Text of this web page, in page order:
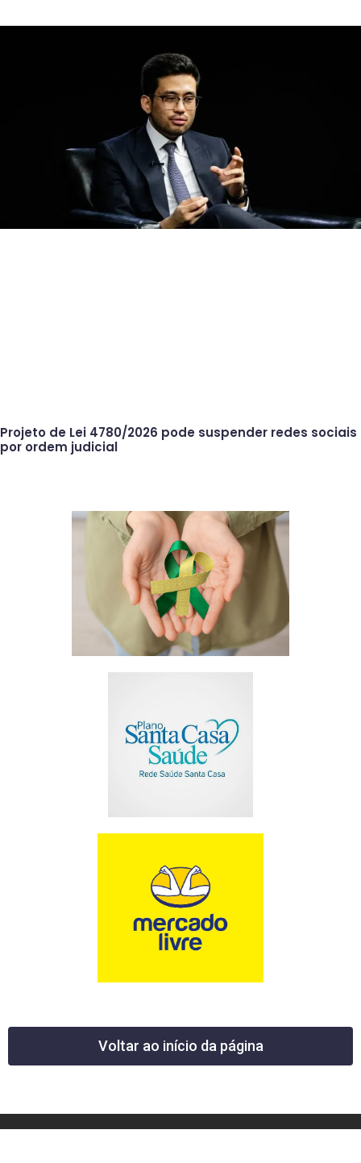
Projeto de Lei 4780/2026 pode suspender redes sociais
por ordem judicial
Voltar ao início da página